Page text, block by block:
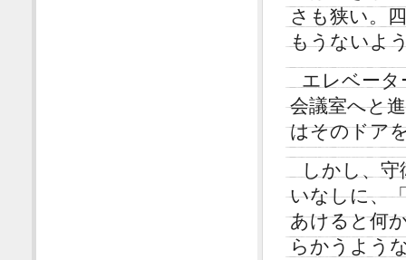
さも狭い。
もうないよ
エレベータ
会議室へと
はそのドア
しかし、
いなしに、
あけると何
らかうよう